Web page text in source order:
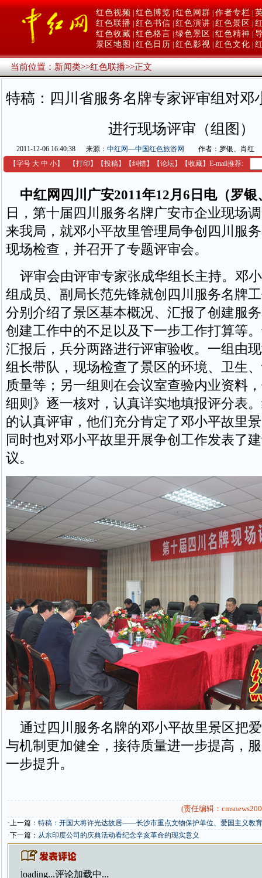
红色视频 红色博览 红色网群 作者专栏
红色联播 红色书信 红色演讲 红色景区
红色收藏 红色格言 绿色景区 红色精神
景区地图
红色日历 红色影视 红色文化
当前位置：新闻类>>红色联播>>正文
特稿：四川省服务名牌专家评审组对邓
进行现场评审（组图）
2011-12-06 16:40:38 来源： 中红网—中国红色旅游网
作者：罗银、肖红
【字号 大 中 小】 【打印 】 【投稿】 【纠错】 【论坛】 【收藏】 E-mail推荐:
中红网四川广安2011年12月6日电（罗银
日，第十届四川服务名牌广安市企业现场
来我局，就邓小平故里管理局争创四川服
现场检查，并召开了专题评审会。
评审会由评审专家张成华组长主持。邓
组成员、副局长范先锋就创四川服务名牌
分别介绍了景区基本概况、汇报了创建服
创建工作中的不足以及下一步工作打算等
汇报后，兵分两路进行评审验收。一组由
组长带队，现场检查了景区的环境、卫生
质量等；另一组则在会议室查验内业资料
细则》逐一核对，认真详实地填报评分表
的认真评审，他们充分肯定了邓小平故里
同时也对邓小平故里开展争创工作发表了
议。
通过四川服务名牌的邓小平故里景区把
与机制更加健全，接待质量进一步提高，
一步提升。
(责任编辑：
·上一篇： 特稿：开国大将许光达故居——长沙市重点文物保护单位、爱国主义教
·下一篇： 从东印度公司的庆典活动看纪念辛亥革命的现实意义
loading...评论加载中...